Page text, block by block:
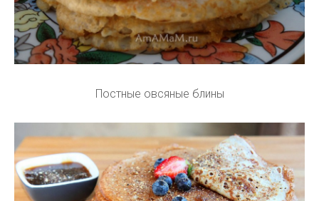
Постные овсяные блины